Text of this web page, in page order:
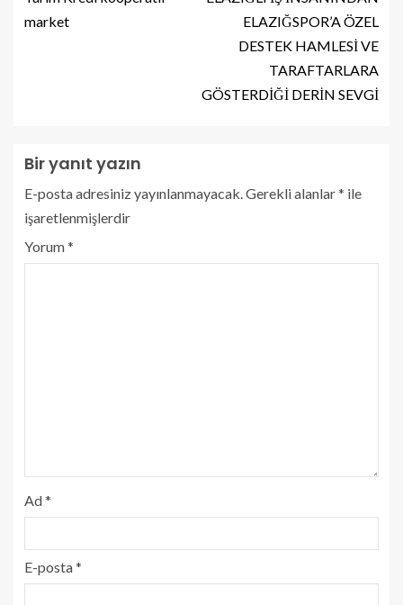
market
ELAZIĞSPOR’A ÖZEL
DESTEK HAMLESİ VE
TARAFTARLARA
GÖSTERDİĞİ DERİN SEVGİ
Bir yanıt yazın
E-posta adresiniz yayınlanmayacak. Gerekli alanlar* ile
işaretlenmişlerdir
Yorum*
Ad*
E-posta*